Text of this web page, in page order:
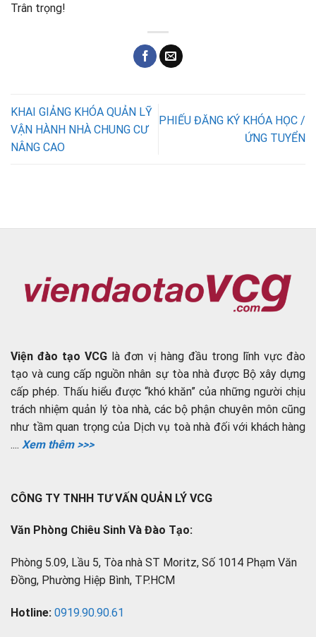
Trân trọng!
KHAI GIẢNG KHÓA QUẢN LỸ
VẬN HÀNH NHÀ CHUNG CƯ
NÂNG CAO
PHIẾU ĐĂNG KÝ KHÓA HỌC /
ỨNG TUYỂN
Viện đào tạo VCG là đơn vị hàng đầu trong lĩnh vực đào
tạo và cung cấp nguồn nhân sự tòa nhà được Bộ xây dựng
cấp phép. Thấu hiểu được “khó khăn” của những người chịu
trách nhiệm quản lý tòa nhà, các bộ phận chuyên môn cũng
như tầm quan trọng của Dịch vụ toà nhà đối với khách hàng
.... Xem thêm >>>
CÔNG TY TNHH TƯ VẤN QUẢN LÝ VCG
Văn Phòng Chiêu Sinh Và Đào Tạo:
Phòng 5.09, Lầu 5, Tòa nhà ST Moritz, Số 1014 Phạm Văn
Đồng, Phường Hiệp Bình, TP.HCM
Hotline: 0919.90.90.61